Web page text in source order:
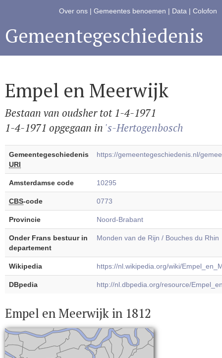
Over ons | Gemeentes benoemen | Data | Colofon
Gemeentegeschiedenis
Empel en Meerwijk
Bestaan van oudsher tot 1-4-1971
1-4-1971 opgegaan in 's-Hertogenbosch
Gemeentegeschiedenis
URI
https://gemeentegeschiedenis.nl/
Amsterdamse code 10295
CBS-code 0773
Provincie Noord-Brabant
Onder Frans bestuur in
departement
Monden van de Rijn / Bouches du Rhin
Wikipedia https://nl.wikipedia.org/wiki/
DBpedia http://nl.dbpedia.org/resource/
Empel en Meerwijk in 1812